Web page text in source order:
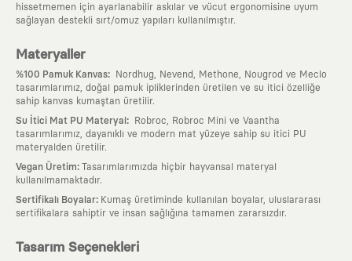
hissetmemen için ayarlanabilir askılar ve vücut ergonomisine uyum
sağlayan destekli sırt/omuz yapıları kullanılmıştır.
Materyaller
%100 Pamuk Kanvas:
Nordhug, Nevend, Methone, Nougrod ve Meclo
tasarımlarımız, doğal pamuk ipliklerinden üretilen ve su itici özelliğe
sahip kanvas kumaştan üretilir.
Su İtici Mat PU Materyal :
Robroc, Robroc Mini ve Vaantha
tasarımlarımız, dayanıklı ve modern mat yüzeye sahip su itici PU
materyalden üretilir.
Vegan Üretim: Tasarımlarımızda hiçbir hayvansal materyal
kullanılmamaktadır.
Sertifikalı Boyalar: Kumaş üretiminde kullanılan boyalar, uluslararası
sertifikalara sahiptir ve insan sağlığına tamamen zararsızdır.
Tasarım Seçenekleri